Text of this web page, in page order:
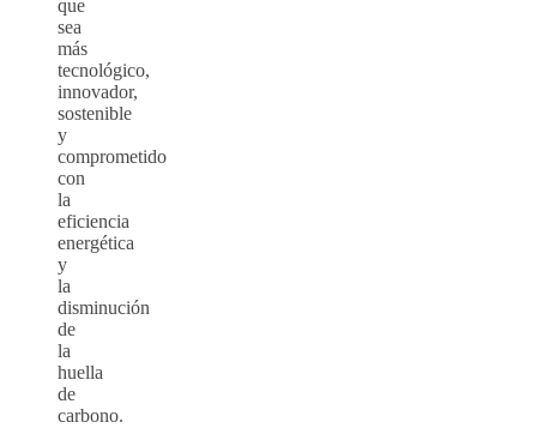
que
sea
más
tecnológico,
innovador,
sostenible
y
comprometido
con
la
eficiencia
energética
y
la
disminución
de
la
huella
de
carbono.